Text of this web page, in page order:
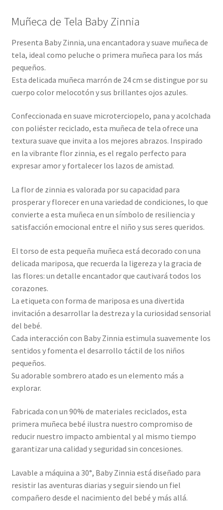
Muñeca de Tela Baby Zinnia
Presenta Baby Zinnia, una encantadora y suave muñeca de
tela, ideal como peluche o primera muñeca para los más
pequeños.
Esta delicada muñeca marrón de 24 cm se distingue por su
cuerpo color melocotón y sus brillantes ojos azules.
Confeccionada en suave microterciopelo, pana y acolchada
con poliéster reciclado, esta muñeca de tela ofrece una
textura suave que invita a los mejores abrazos. Inspirado
en la vibrante flor zinnia, es el regalo perfecto para
expresar amor y fortalecer los lazos de amistad.
La flor de zinnia es valorada por su capacidad para
prosperar y florecer en una variedad de condiciones, lo que
convierte a esta muñeca en un símbolo de resiliencia y
satisfacción emocional entre el niño y sus seres queridos.
El torso de esta pequeña muñeca está decorado con una
delicada mariposa, que recuerda la ligereza y la gracia de
las flores: un detalle encantador que cautivará todos los
corazones.
La etiqueta con forma de mariposa es una divertida
invitación a desarrollar la destreza y la curiosidad sensorial
del bebé.
Cada interacción con Baby Zinnia estimula suavemente los
sentidos y fomenta el desarrollo táctil de los niños
pequeños.
Su adorable sombrero atado es un elemento más a
explorar.
Fabricada con un 90% de materiales reciclados, esta
primera muñeca bebé ilustra nuestro compromiso de
reducir nuestro impacto ambiental y al mismo tiempo
garantizar una calidad y seguridad sin concesiones.
Lavable a máquina a 30°, Baby Zinnia está diseñado para
resistir las aventuras diarias y seguir siendo un fiel
compañero desde el nacimiento del bebé y más allá.